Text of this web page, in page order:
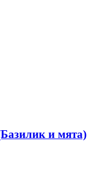
и мята)